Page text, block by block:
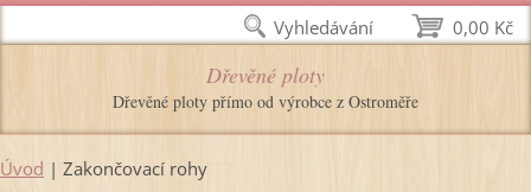
Dřevěné ploty
Dřevěné ploty přímo od výrobce z Ostroměře
Úvod | Zakončovací rohy
0,00 Kč
Vyhledávání